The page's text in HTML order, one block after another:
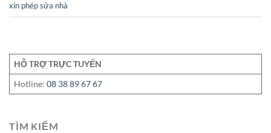
xin phép sửa nhà
HỖ TRỢ TRỰC TUYẾN
Hotline:08 38 89 67 67
TÌM KIẾM